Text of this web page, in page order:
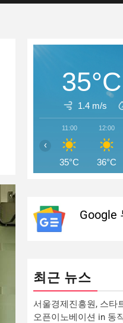
35°C
1.4 m/s
11:00
35°C
12:00
36°C
‹
Google
최근 뉴스
서울경제진흥원, 스타
오픈이노베이션 in 동